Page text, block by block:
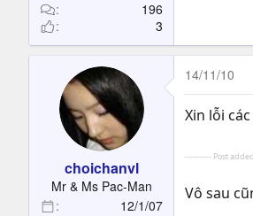
196
3
choichanvl
Mr & Ms Pac-Man
12/1/07
14/11/10
Xin lỗi
---------- Post
Vô sau